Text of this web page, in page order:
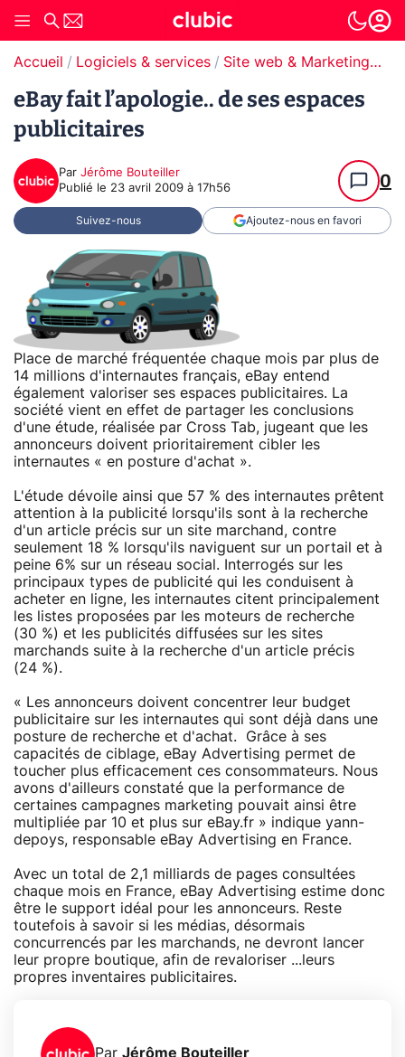
Accueil Logiciels & services Site web & Marketing Digital
eBay fait l’apologie.. de ses espaces
publicitaires
Par Jérôme Bouteiller
Publié le 23 avril 2009 à 17h56 0
Suivez-nous Ajoutez-nous en favori
Place de marché fréquentée chaque mois par plus de
14 millions d'internautes français, eBay entend
également valoriser ses espaces publicitaires. La
société vient en effet de partager les conclusions
d'une étude, réalisée par Cross Tab, jugeant que les
annonceurs doivent prioritairement cibler les
internautes « en posture d'achat ».
L'étude dévoile ainsi que 57 % des internautes prêtent
attention à la publicité lorsqu'ils sont à la recherche
d'un article précis sur un site marchand, contre
seulement 18 % lorsqu'ils naviguent sur un portail et à
peine 6% sur un réseau social. Interrogés sur les
principaux types de publicité qui les conduisent à
acheter en ligne, les internautes citent principalement
les listes proposées par les moteurs de recherche
(30 %) et les publicités diffusées sur les sites
marchands suite à la recherche d'un article précis
(24 %).
« Les annonceurs doivent concentrer leur budget
publicitaire sur les internautes qui sont déjà dans une
posture de recherche et d'achat. Grâce à ses
capacités de ciblage, eBay Advertising permet de
toucher plus efficacement ces consommateurs. Nous
avons d'ailleurs constaté que la performance de
certaines campagnes marketing pouvait ainsi être
multipliée par 10 et plus sur eBay.fr » indique yann-
depoys, responsable eBay Advertising en France.
Avec un total de 2,1 milliards de pages consultées
chaque mois en France, eBay Advertising estime donc
être le support idéal pour les annonceurs. Reste
toutefois à savoir si les médias, désormais
concurrencés par les marchands, ne devront lancer
leur propre boutique, afin de revaloriser ...leurs
propres inventaires publicitaires.
Par Jérôme Bouteiller